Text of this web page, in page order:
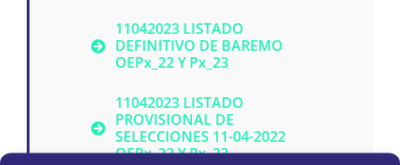
11042023 LISTADO
DEFINITIVO DE BAREMO
OEPx_22 Y Px_23
11042023 LISTADO
PROVISIONAL DE
SELECCIONES 11-04-2022
OEPx_22 Y Px_23